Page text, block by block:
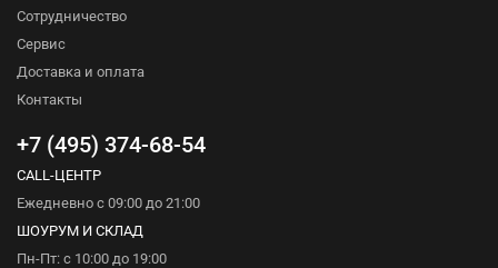
Сотрудничество
Сервис
Доставка и оплата
Контакты
+7 (495) 374-68-54
CALL-ЦЕНТР
Ежедневно с 09:00 до 21:00
ШОУРУМ И СКЛАД
Пн-Пт: с 10:00 до 19:00